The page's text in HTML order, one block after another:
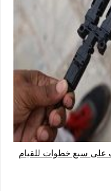
على سبع خطوات للقيام